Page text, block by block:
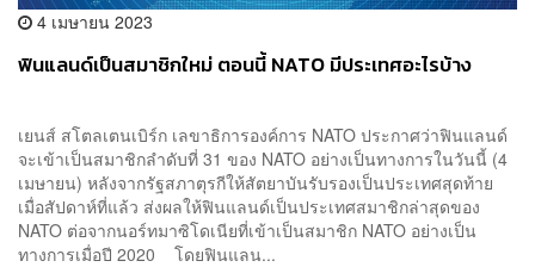
4 เมษายน 2023
ฟินแลนด์เป็นสมาชิกใหม่ ตอนนี้ NATO มีประเทศอะไรบ้าง
เยนส์ สโตลเตนเบิร์ก เลขาธิการองค์การ NATO ประกาศว่าฟินแลนด์
จะเข้าเป็นสมาชิกลำดับที่ 31 ของ NATO อย่างเป็นทางการในวันนี้ (4
เมษายน) หลังจากรัฐสภาตุรกีให้สัตยาบันรับรองเป็นประเทศสุดท้าย
เมื่อสัปดาห์ที่แล้ว ส่งผลให้ฟินแลนด์เป็นประเทศสมาชิกล่าสุดของ
NATO ต่อจากนอร์ทมาซิโดเนียที่เข้าเป็นสมาชิก NATO อย่างเป็น
ทางการเมื่อปี 2020 โดยฟินแลน...